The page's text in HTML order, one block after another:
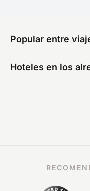
Popular entre
Hoteles en los